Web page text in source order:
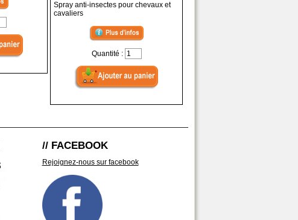
Spray anti-insectes pour chevaux et
cavaliers
Quantité :
// FACEBOOK
Rejoignez-nous sur facebook